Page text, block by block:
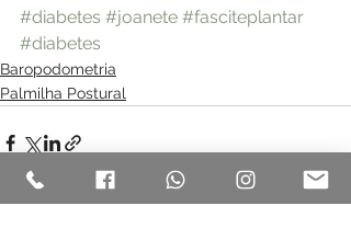
#diabetes #joanete #fasciteplantar
#diabetes
Baropodometria
Palmilha Postural